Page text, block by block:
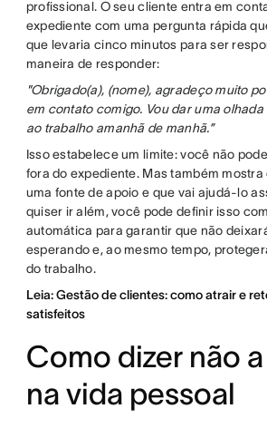
profissional. O seu cliente entra em
expediente com uma pergunta rápida
que levaria cinco minutos para ser
maneira de responder:
"Obrigado(a), (nome), agradeço muito
em contato comigo. Vou dar uma
ao trabalho amanhã de manhã.”
Isso estabelece um limite: você não
fora do expediente. Mas também
uma fonte de apoio e que vai ajudá-lo
quiser ir além, você pode definir isso
automática para garantir que não
esperando e, ao mesmo tempo,
do trabalho.
Leia: Gestão de clientes: como atrair e
satisfeitos
Como dizer não
na vida pessoal